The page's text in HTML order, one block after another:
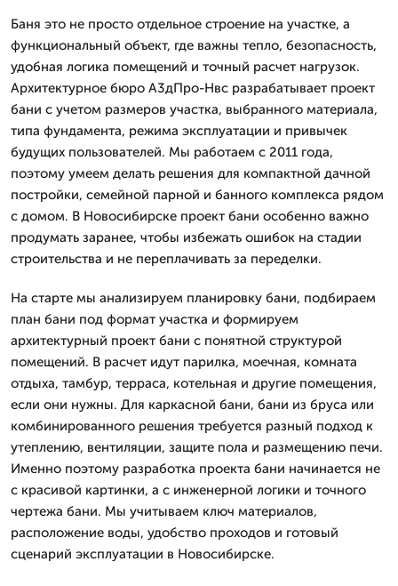
Баня это не просто отдельное строение на участке, а
функциональный объект, где важны тепло, безопасность,
удобная логика помещений и точный расчет нагрузок.
Архитектурное бюро А3дПро-Нвс разрабатывает проект
бани с учетом размеров участка, выбранного материала,
типа фундамента, режима эксплуатации и привычек
будущих пользователей. Мы работаем с 2011 года,
поэтому умеем делать решения для компактной дачной
постройки, семейной парной и банного комплекса рядом
с домом. В Новосибирске проект бани особенно важно
продумать заранее, чтобы избежать ошибок на стадии
строительства и не переплачивать за переделки.
На старте мы анализируем планировку бани, подбираем
план бани под формат участка и формируем
архитектурный проект бани с понятной структурой
помещений. В расчет идут парилка, моечная, комната
отдыха, тамбур, терраса, котельная и другие помещения,
если они нужны. Для каркасной бани, бани из бруса или
комбинированного решения требуется разный подход к
утеплению, вентиляции, защите пола и размещению печи.
Именно поэтому разработка проекта бани начинается не
с красивой картинки, а с инженерной логики и точного
чертежа бани. Мы учитываем ключ материалов,
расположение воды, удобство проходов и готовый
сценарий эксплуатации в Новосибирске.